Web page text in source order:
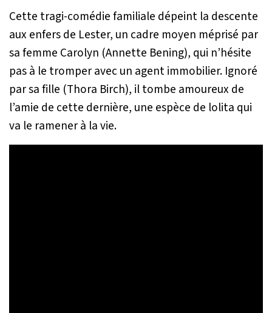
Cette tragi-comédie familiale dépeint la descente
aux enfers de Lester, un cadre moyen méprisé par
sa femme Carolyn (Annette Bening), qui n’hésite
pas à le tromper avec un agent immobilier. Ignoré
par sa fille (Thora Birch), il tombe amoureux de
l’amie de cette dernière, une espèce de lolita qui
va le ramener à la vie.